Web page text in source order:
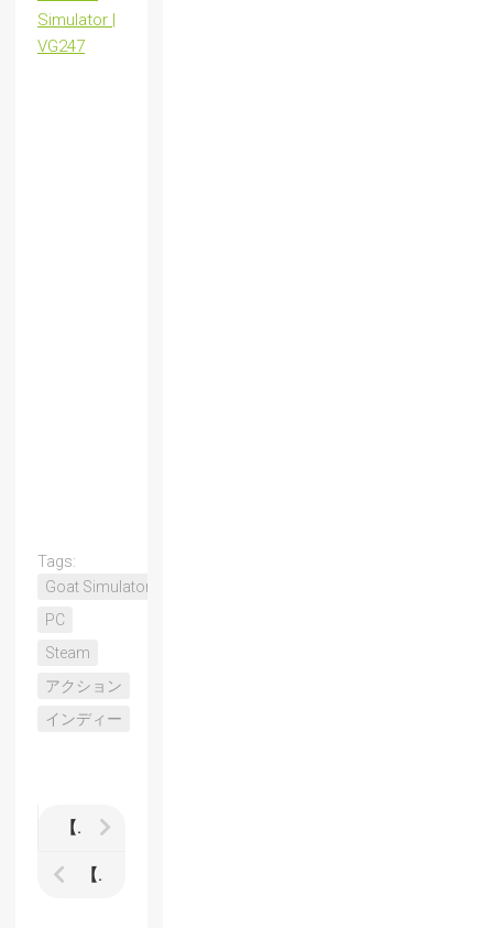
Simulator |
VG247
Tags:
Goat Simulator
PC
Steam
アクション
インディー
【Ace Combat Infinity】1stインプレッション キャンペーン5までクリアしてオンライン共同戦役へ
【Ace Combat Infinity】基本無料のエースコンバットが本日より正式サービス開始 内容とか課金要素とか